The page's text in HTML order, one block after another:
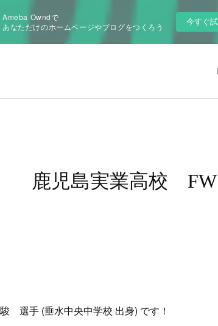
Ameba Owndで
あなただけのホームページやブログをつくろう
今すぐ
鹿児島実業高校 FW
選手 (垂水中央中学校 出身) です！